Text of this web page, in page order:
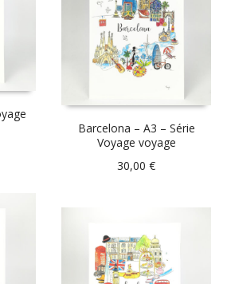
Barcelona – A3 – Série
Voyage voyage
30,00€